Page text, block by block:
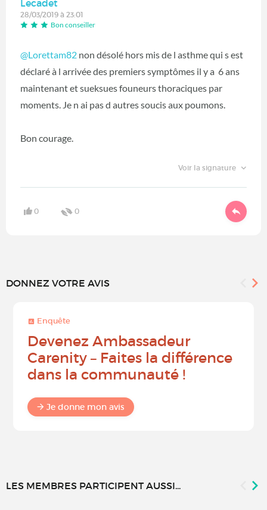
Lecadet
28/03/2019 à 23:01
Bon conseiller
@Lorettam82 non désolé hors mis de l asthme qui s est
déclaré à l arrivée des premiers symptômes il y a 6 ans
maintenant et sueksues founeurs thoraciques par
moments. Je n ai pas d autres soucis aux poumons.
Bon courage.
Voir la signature
0 0
DONNEZ VOTRE AVIS
Enquête
Devenez Ambassadeur
Carenity – Faites la différence
dans la communauté !
Je donne mon avis
LES MEMBRES PARTICIPENT AUSSI...